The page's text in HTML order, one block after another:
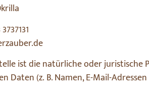
ist die natürliche oder juristische
Daten (z. B. Namen, E-Mail-